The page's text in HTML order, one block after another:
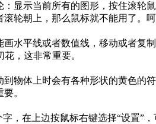
显示当前所有的图形，按住滚轮
轮朝上，那么鼠标就不能用了。
水平线或者数值线，移动或者复
，这非常重要。
到物体上时会有各种形状的黄色
。
字，在上边按鼠标右键选择“设置”